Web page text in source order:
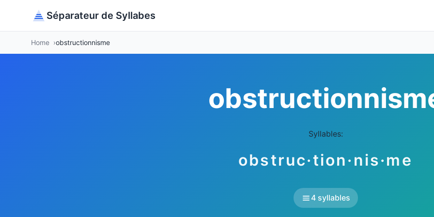
Séparateur de Syllabes
Home obstructionnisme
Syllables:
obstruc·tion·nis·me
4 syllables